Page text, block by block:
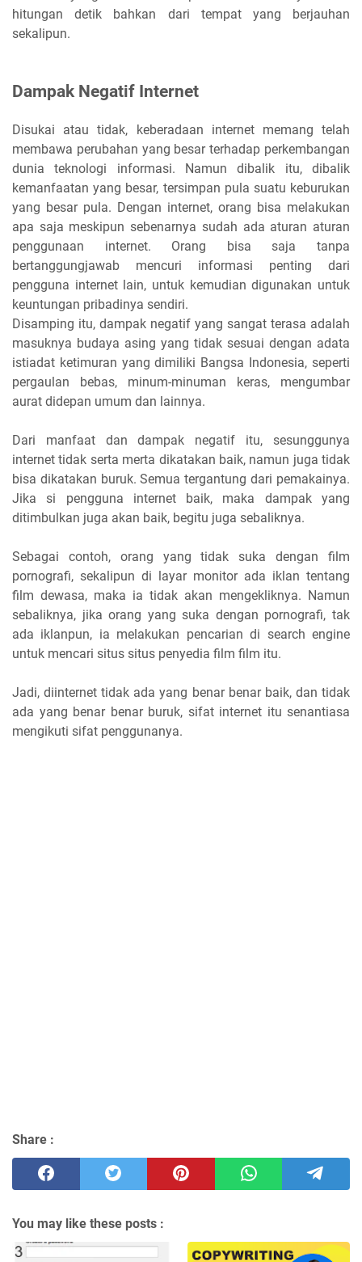
hitungan detik bahkan dari tempat yang berjauhan
sekalipun.
Dampak Negatif Internet
Disukai atau tidak, keberadaan internet memang telah
membawa perubahan yang besar terhadap perkembangan
dunia teknologi informasi. Namun dibalik itu, dibalik
kemanfaatan yang besar, tersimpan pula suatu keburukan
yang besar pula. Dengan internet, orang bisa melakukan
apa saja meskipun sebenarnya sudah ada aturan aturan
penggunaan internet. Orang bisa saja tanpa
bertanggungjawab mencuri informasi penting dari
pengguna internet lain, untuk kemudian digunakan untuk
keuntungan pribadinya sendiri.
Disamping itu, dampak negatif yang sangat terasa adalah
masuknya budaya asing yang tidak sesuai dengan adata
istiadat ketimuran yang dimiliki Bangsa Indonesia, seperti
pergaulan bebas, minum-minuman keras, mengumbar
aurat didepan umum dan lainnya.
Dari manfaat dan dampak negatif itu, sesunggunya
internet tidak serta merta dikatakan baik, namun juga tidak
bisa dikatakan buruk. Semua tergantung dari pemakainya.
Jika si pengguna internet baik, maka dampak yang
ditimbulkan juga akan baik, begitu juga sebaliknya.
Sebagai contoh, orang yang tidak suka dengan film
pornografi, sekalipun di layar monitor ada iklan tentang
film dewasa, maka ia tidak akan mengekliknya. Namun
sebaliknya, jika orang yang suka dengan pornografi, tak
ada iklanpun, ia melakukan pencarian di search engine
untuk mencari situs situs penyedia film film itu.
Jadi, diinternet tidak ada yang benar benar baik, dan tidak
ada yang benar benar buruk, sifat internet itu senantiasa
mengikuti sifat penggunanya.
Share :
You may like these posts :